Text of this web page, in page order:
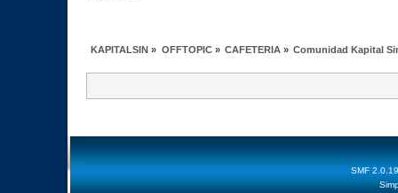
KAPITALSIN » OFFTOPIC» CAFETERIA» Comunidad Kapital
SMF 2.0.19